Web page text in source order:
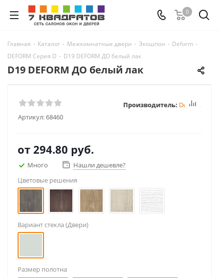
0
Главная - Каталог - Межкомнатные двери - Экошпон - Deform -
DEFORM Серия D - D19 DEFORM ДО белый лак
D19 DEFORM ДО белый лак
Артикул:68460
Производитель: Deform
от 294.80 руб.
Много
Нашли дешевле?
Цветовые решения
Вариант стекла (Двери)
Размер полотна